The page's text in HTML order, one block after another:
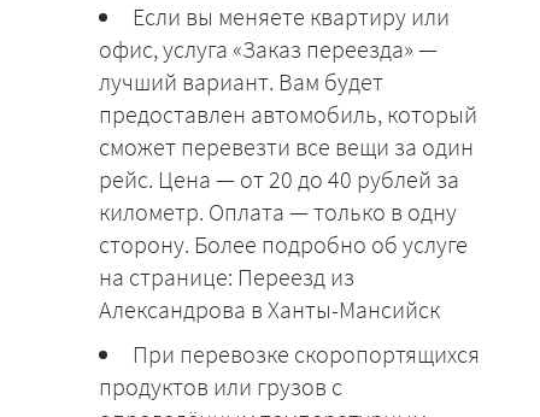
Если вы меняете квартиру или
офис, услуга «Заказ переезда» —
лучший вариант. Вам будет
предоставлен автомобиль, который
сможет перевезти все вещи за один
рейс. Цена — от 20 до 40 рублей за
километр. Оплата — только в одну
сторону. Более подробно об услуге
на странице: Переезд из
Александрова в Ханты-Мансийск
При перевозке скоропортящихся
продуктов или грузов с